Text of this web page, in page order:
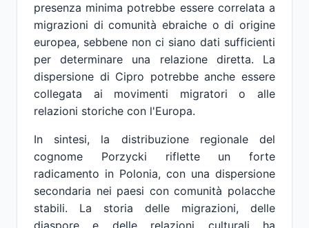
presenza minima potrebbe essere correlata a
migrazioni di comunità ebraiche o di origine
europea, sebbene non ci siano dati sufficienti
per determinare una relazione diretta. La
dispersione di Cipro potrebbe anche essere
collegata ai movimenti migratori o alle
relazioni storiche con l'Europa.
In sintesi, la distribuzione regionale del
cognome Porzycki riflette un forte
radicamento in Polonia, con una dispersione
secondaria nei paesi con comunità polacche
stabili. La storia delle migrazioni, delle
diaspore e delle relazioni culturali ha